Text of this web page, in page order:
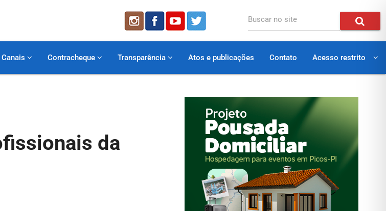
Buscar no site
Canais Contracheque Transparência Atos e publicações Contato Acesso restrito
da